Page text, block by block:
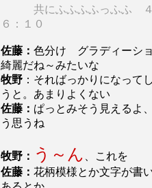
共にふふふふっふふ
６：１０
佐藤： 色分け グラディーシ
綺麗だね～みたいな
牧野 ：そればっかりになって
うと。あまりよくない
佐藤： ぱっとみそう見えるよ
う思うね
牧野： う～ん
、これを
佐藤： 花柄模様とか文字が書